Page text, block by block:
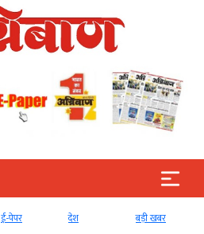
ई-पेपर देश बड़ी खबर